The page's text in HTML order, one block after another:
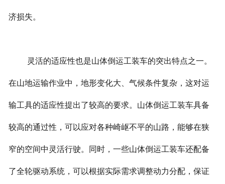
济损失。
灵活的适应性也是山体倒运工装车的突出特点之一。
在山地运输作业中，地形变化大、气候条件复杂，这对运
输工具的适应性提出了较高的要求。山体倒运工装车具备
较高的通过性，可以应对各种崎岖不平的山路，能够在狭
窄的空间中灵活行驶。同时，一些山体倒运工装车还配备
了全轮驱动系统，可以根据实际需求调整动力分配，保证